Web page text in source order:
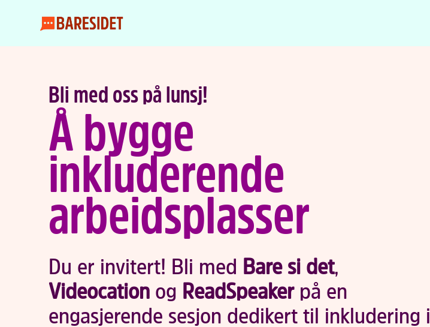
Bli med oss på lunsj!
Å bygge
inkluderende
arbeidsplasser
Du er invitert! Bli med Bare si det,
Videocationog ReadSpeakerpå en
engasjerende sesjon dedikert til inkludering i